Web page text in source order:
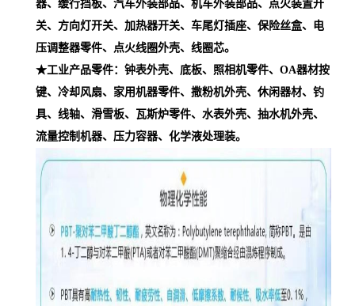
器、缓行挡板、汽车外装部品、机车外装部品、点火装置开
关、方向灯开关、加热器开关、车尾灯插座、保险丝盒、电
压调整器零件、点火线圈外壳、线圈芯。
★工业产品零件：钟表外壳、底板、照相机零件、OA器材按
键、冷却风扇、家用机器零件、撒粉机外壳、休闲器材、钓
具、线轴、滑雪板、瓦斯炉零件、水表外壳、抽水机外壳、
流量控制机器、压力容器、化学液处理装。